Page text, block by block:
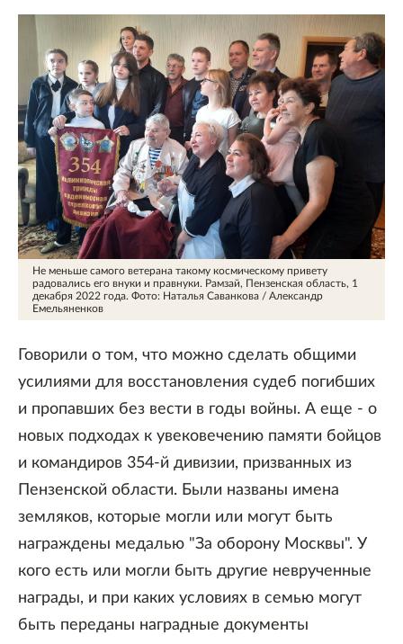
Не меньше самого ветерана такому космическому привету
радовались его внуки и правнуки. Рамзай, Пензенская область, 1
декабря 2022 года. Фото: Наталья Саванкова / Александр
Емельяненков
Говорили о том, что можно сделать общими
усилиями для восстановления судеб погибших
и пропавших без вести в годы войны. А еще - о
новых подходах к увековечению памяти бойцов
и командиров 354-й дивизии, призванных из
Пензенской области. Были названы имена
земляков, которые могли или могут быть
награждены медалью "За оборону Москвы". У
кого есть или могли быть другие неврученные
награды, и при каких условиях в семью могут
быть переданы наградные документы